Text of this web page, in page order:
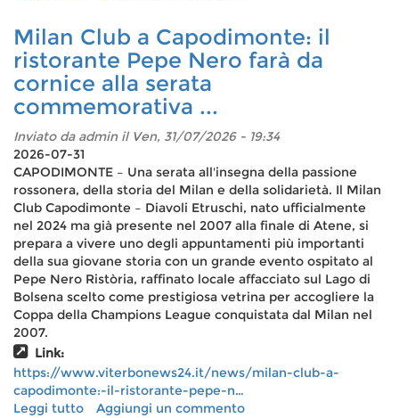
3
agosto
la
serata
di
beneficienza
in
di
Marcello
Vallesi
Milan Club a Capodimonte: il
ristorante Pepe Nero farà da
cornice alla serata
commemorativa ...
Inviato da adminil Ven, 31/07/2026 - 19:34
2026-07-31
CAPODIMONTE – Una serata all'insegna della passione
rossonera, della storia del Milan e della solidarietà. Il Milan
Club Capodimonte – Diavoli Etruschi, nato ufficialmente
nel 2024 ma già presente nel 2007 alla finale di Atene, si
prepara a vivere uno degli appuntamenti più importanti
della sua giovane storia con un grande evento ospitato al
Pepe Nero Ristòria, raffinato locale affacciato sul Lago di
Bolsena scelto come prestigiosa vetrina per accogliere la
Coppa della Champions League conquistata dal Milan nel
2007.
Link:
https://www.viterbonews24.it/news/milan-club-a-
capodimonte:-il-ristorante-pepe-n…
Leggi tutto suAggiungi un commento